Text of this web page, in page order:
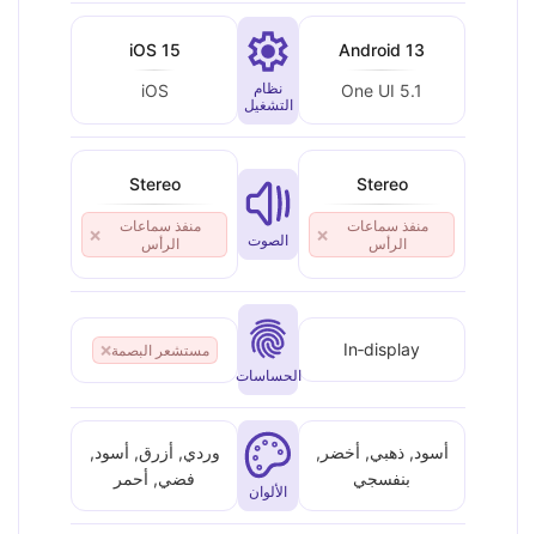
Android 13
One UI 5.1
نظام
التشغيل
iOS 15
iOS
Stereo
منفذ سماعات
الرأس
❌ الصوت
Stereo
منفذ سماعات
الرأس
❌
In‑display
الحساسات
مستشعر البصمة❌
أسود, ذهبي, أخضر,
بنفسجي
الألوان
وردي, أزرق, أسود,
فضي, أحمر